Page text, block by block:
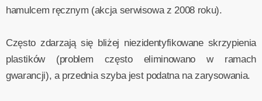
hamulcem ręcznym (akcja serwisowa z 2008 roku).
Często zdarzają się bliżej niezidentyfikowane skrzypienia
plastików (problem często eliminowano w ramach
gwarancji), a przednia szyba jest podatna na zarysowania.